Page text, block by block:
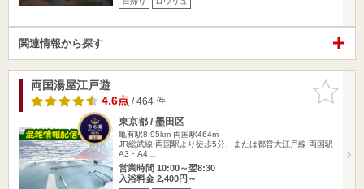
関連情報から探す
お気に入
りに追加
両国湯屋江戸遊
4.6点/ 464 件
東京都 / 墨田区
亀有駅8.95km 両国駅464m
JR総武線 両国駅より徒歩5分、または都営大江戸線 両国駅
A3・A4…
営業時間 10:00～翌8:30
入浴料金 2,400円～